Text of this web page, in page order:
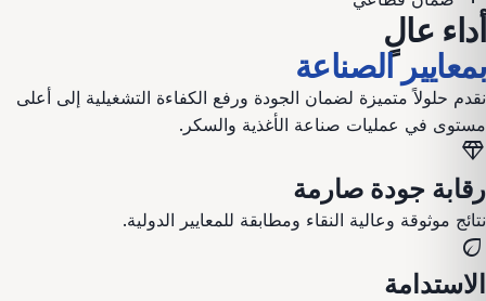
أداء عالٍ
بمعايير الصناعة
نقدم حلولاً متميزة لضمان الجودة ورفع الكفاءة التشغيلية إلى أعلى
مستوى في عمليات صناعة الأغذية والسكر .
diamond
رقابة جودة صارمة
نتائج موثوقة وعالية النقاء ومطابقة للمعايير الدولية.
eco
الاستدامة